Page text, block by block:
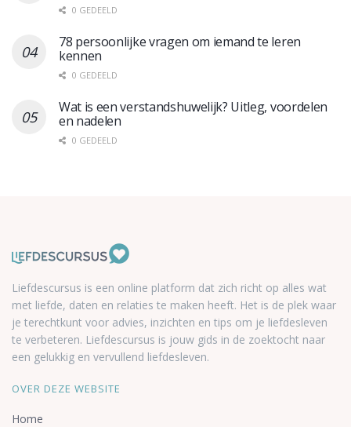
0 GEDEELD
78 persoonlijke vragen om iemand te leren
kennen
0 GEDEELD
Wat is een verstandshuwelijk? Uitleg, voordelen
en nadelen
0 GEDEELD
Liefdescursus is een online platform dat zich richt op alles wat
met liefde, daten en relaties te maken heeft. Het is de plek waar
je terechtkunt voor advies, inzichten en tips om je liefdesleven
te verbeteren. Liefdescursus is jouw gids in de zoektocht naar
een gelukkig en vervullend liefdesleven.
OVER DEZE WEBSITE
Home